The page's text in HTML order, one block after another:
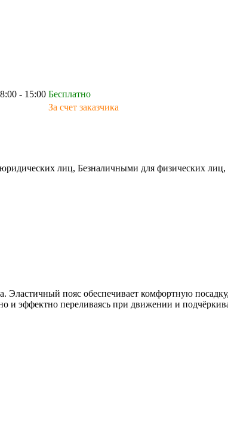
- 15:00 Бесплатно
За счет заказчика
лиц, Безналичными для физических лиц,
пояс обеспечивает комфортную
и эффектно переливаясь при движении и